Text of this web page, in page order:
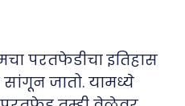
परतफेडीचा इतिहास
जातो. यामध्ये